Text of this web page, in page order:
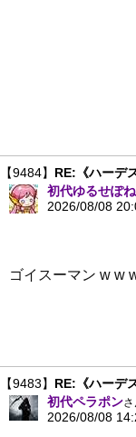
【9484】 RE:《ハーデ
初代ゆるせぽね
2026/08/08
ゴイスーマン w w
【9483】 RE:《ハーデ
初代ペラポン
2026/08/08